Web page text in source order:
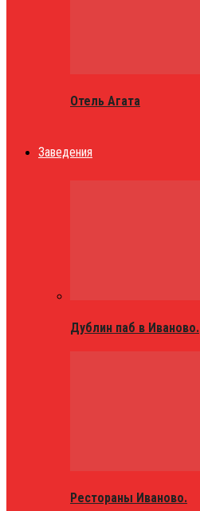
Отель Агата
Заведения
Дублин паб в Иваново.
Рестораны Иваново.